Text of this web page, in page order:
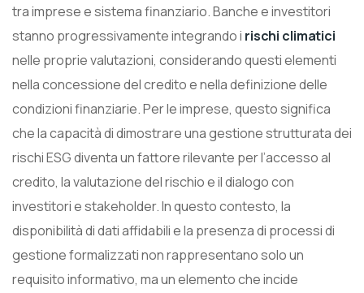
tra imprese e sistema finanziario. Banche e investitori
stanno progressivamente integrando i rischi climatici
nelle proprie valutazioni, considerando questi elementi
nella concessione del credito e nella definizione delle
condizioni finanziarie. Per le imprese, questo significa
che la capacità di dimostrare una gestione strutturata dei
rischi ESG diventa un fattore rilevante per l’accesso al
credito, la valutazione del rischio e il dialogo con
investitori e stakeholder. In questo contesto, la
disponibilità di dati affidabili e la presenza di processi di
gestione formalizzati non rappresentano solo un
requisito informativo, ma un elemento che incide